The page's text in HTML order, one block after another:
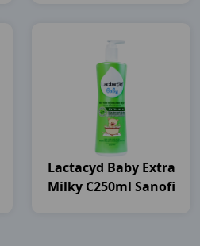
Lactacyd Baby Extra
Milky C250ml Sanofi